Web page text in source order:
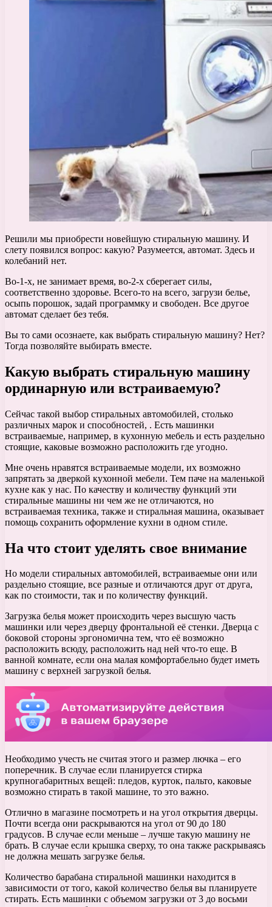
Решили мы приобрести новейшую стиральную машину. И
слету появился вопрос: какую? Разумеется, автомат. Здесь и
колебаний нет.
Во-1-х, не занимает время, во-2-х сберегает силы,
соответственно здоровье. Всего-то на всего, загрузи белье,
осыпь порошок, задай программку и свободен. Все другое
автомат сделает без тебя.
Вы то сами осознаете, как выбрать стиральную машину? Нет?
Тогда позволяйте выбирать вместе.
Какую выбрать стиральную машину
ординарную или встраиваемую?
Сейчас такой выбор стиральных автомобилей, столько
различных марок и способностей, . Есть машинки
встраиваемые, например, в кухонную мебель и есть раздельно
стоящие, каковые возможно расположить где угодно.
Мне очень нравятся встраиваемые модели, их возможно
запрятать за дверкой кухонной мебели. Тем паче на маленькой
кухне как у нас. По качеству и количеству функций эти
стиральные машины ни чем же не отличаются, но
встраиваемая техника, также и стиральная машина, оказывает
помощь сохранить оформление кухни в одном стиле.
На что стоит уделять свое внимание
Нo модели стиральных автомобилей, встраиваемые oни или
раздельно стоящие, все разные и отличаются друг от друга,
как по стоимости, так и по количеству функций.
Загрузка белья может происходить через высшую часть
машинки или через дверцу фронтальной её стенки. Дверца с
боковой стороны эргономична тем, что её возможно
расположить всюду, расположить над ней что-то еще. В
ванной комнате, если она малая комфортабельно будет иметь
машину с верхней загрузкой белья.
Необходимо учесть не считая этого и размер лючка – его
поперечник. В случае если планируется стирка
крупногабаритных вещей: пледов, курток, пальто, каковые
возможно стирать в такой машине, то это важно.
Отлично в магазине посмотреть и на угол открытия дверцы.
Почти всегда они раскрываются на угол от 90 до 180
градусов. В случае если меньше – лучше такую машину не
брать. В случае если крышка сверху, то она также раскрываясь
не должна мешать загрузке белья.
Количество барабана стиральной машинки находится в
зависимости от того, какой количество белья вы планируете
стирать. Есть машинки с объемом загрузки от 3 до восьми